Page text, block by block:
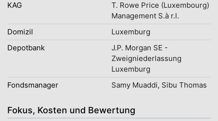
KAG
T. Rowe Price (Luxembourg)
Management S.à r.l.
Domizil
Luxemburg
Depotbank
J.P. Morgan SE -
Zweigniederlassung
Luxemburg
Fondsmanager
Samy Muaddi, Sibu Thomas
Fokus, Kosten und Bewertung